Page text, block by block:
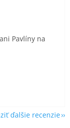
Pavlíny na
ďalšie recenzie